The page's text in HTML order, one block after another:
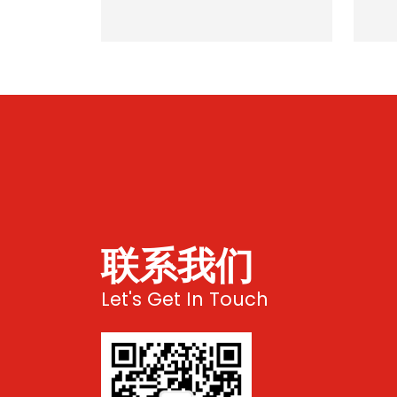
联系我们
Let's Get In Touch